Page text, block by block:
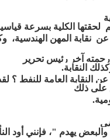
لحقتها الكلية بسرعة
نقابة المهن الهندسية،
آخر رئيس تحرير
النقابة.
عن النقابة العامة للنفط ؟
ذلك
والبعض يهدم "، فإنني أود